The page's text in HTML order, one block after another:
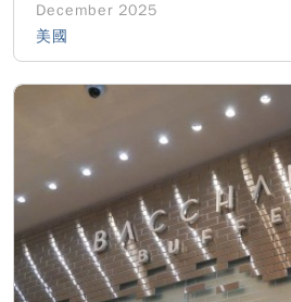
December 2025
美國